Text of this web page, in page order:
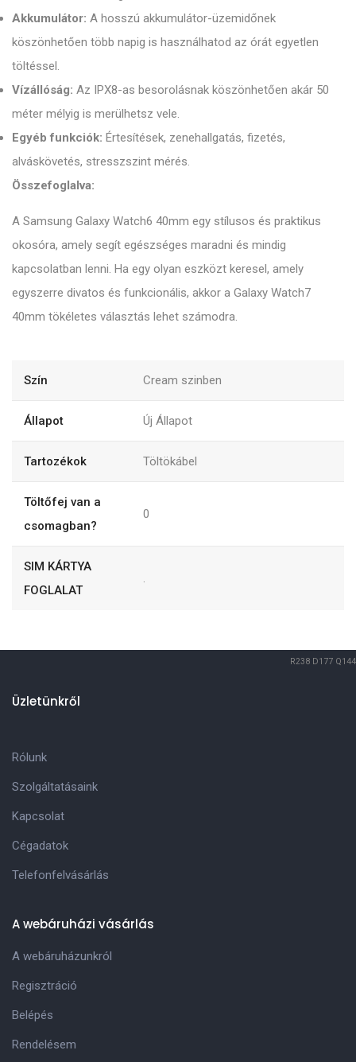
Akkumulátor: A hosszú akkumulátor-üzemidőnek
köszönhetően több napig is használhatod az órát egyetlen
töltéssel.
Vízállóság: Az IPX8-as besorolásnak köszönhetően akár 50
méter mélyig is merülhetsz vele.
Egyéb funkciók: Értesítések, zenehallgatás, fizetés,
alváskövetés, stresszszint mérés.
Összefoglalva:
A Samsung Galaxy Watch6 40mm egy stílusos és praktikus
okosóra, amely segít egészséges maradni és mindig
kapcsolatban lenni. Ha egy olyan eszközt keresel, amely
egyszerre divatos és funkcionális, akkor a Galaxy Watch7
40mm tökéletes választás lehet számodra.
Szín Cream szinben
Állapot Új Állapot
Tartozékok Töltökábel
Töltőfej van a
csomagban?
0
SIM KÁRTYA
FOGLALAT
.
R238 D177 Q144
Üzletünkről
Rólunk
Szolgáltatásaink
Kapcsolat
Cégadatok
Telefonfelvásárlás
A webáruházi vásárlás
A webáruházunkról
Regisztráció
Belépés
Rendelésem